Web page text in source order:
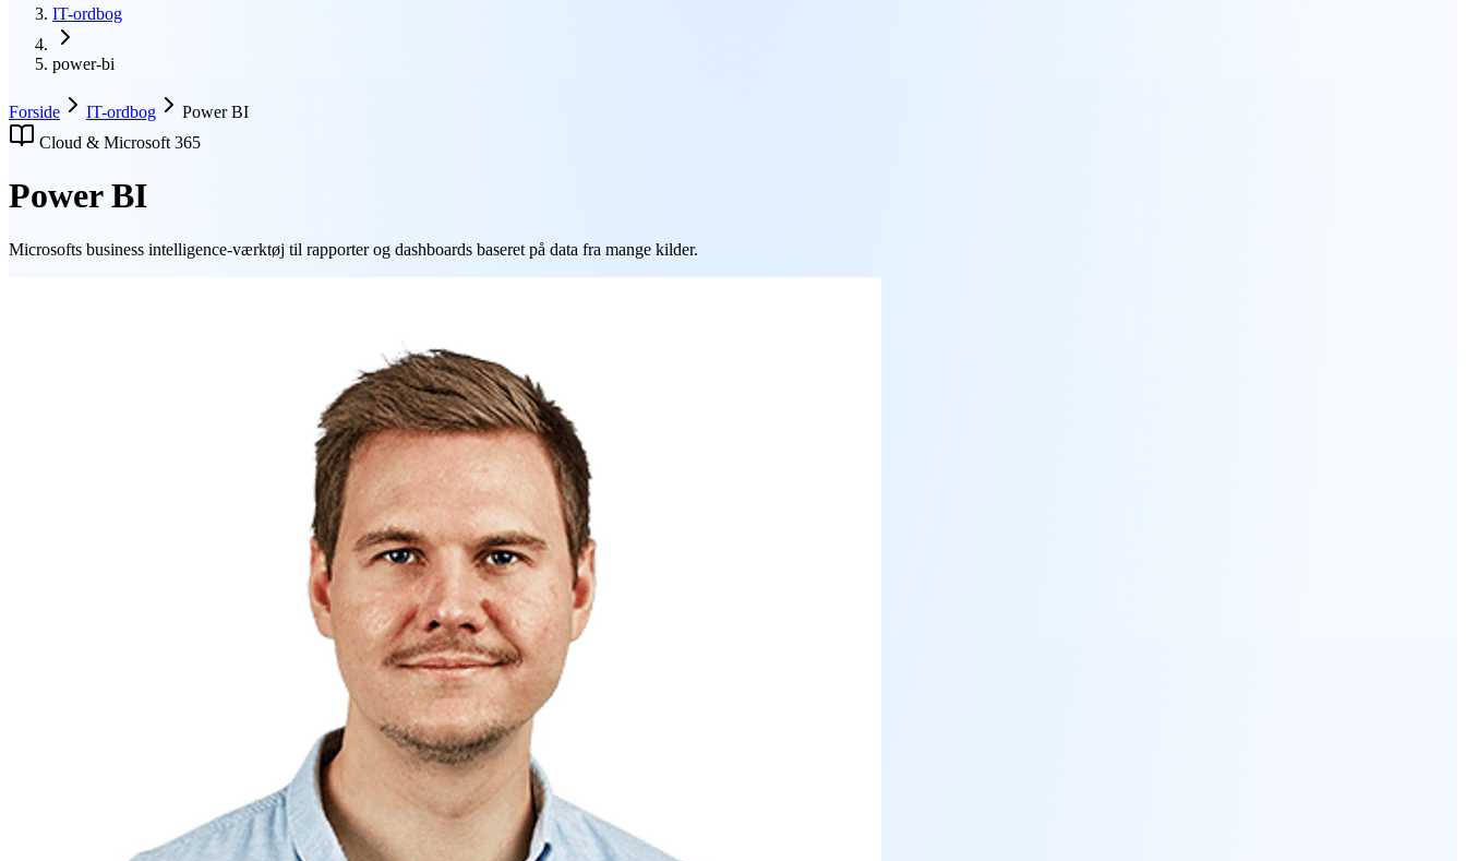
IT-ordbog
power-bi
Forside IT-ordbog
Power BI
Cloud & Microsoft 365
Power BI
Microsofts business intelligence-værktøj til rapporter og dashboards baseret på data fra mange kilder.